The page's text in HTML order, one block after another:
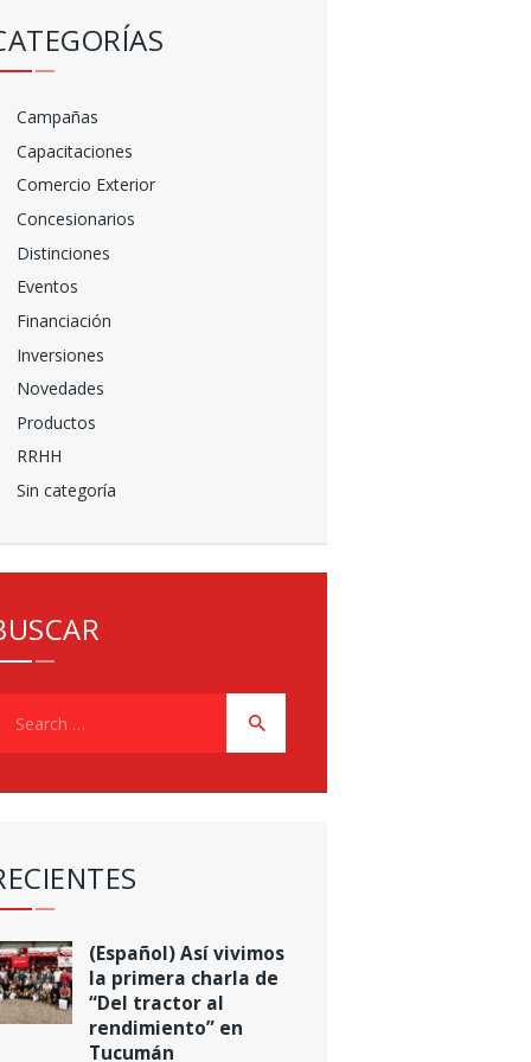
Campañas
Capacitaciones
Comercio Exterior
Concesionarios
Distinciones
Eventos
Financiación
Inversiones
Novedades
Productos
RRHH
Sin categoría
(Español) Así vivimos
la primera charla de
“Del tractor al
rendimiento” en
Tucumán